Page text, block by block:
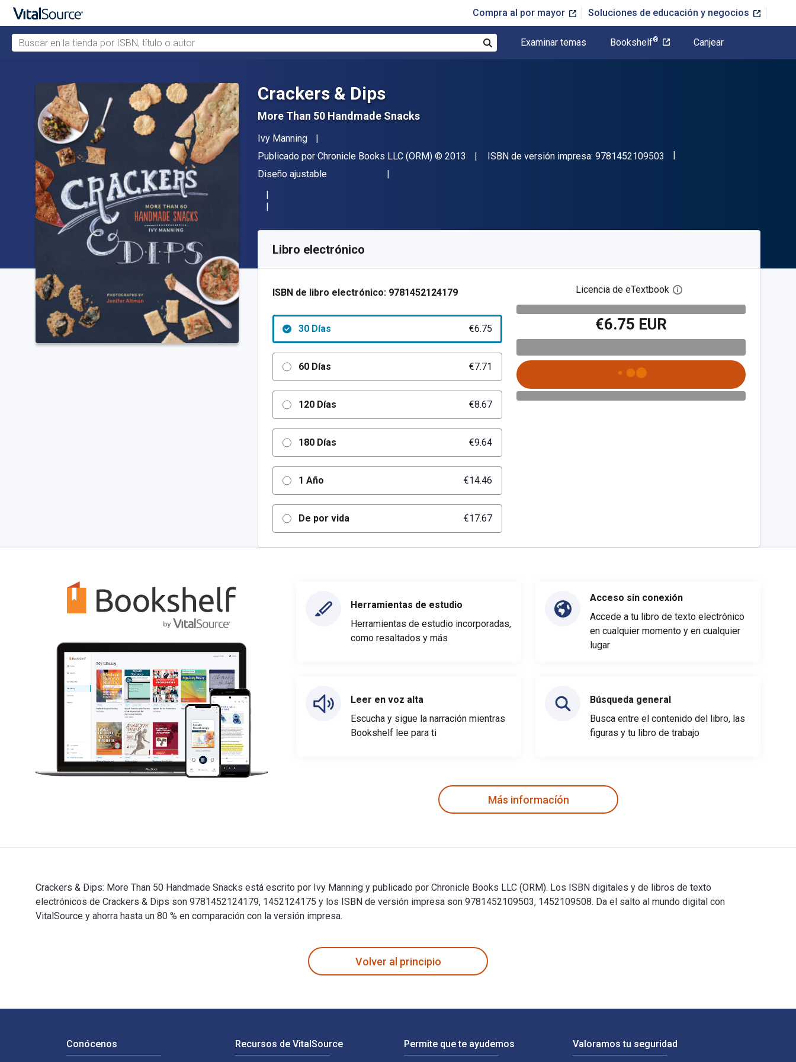
Compra al por mayor Soluciones de educación y negocios
Buscar en la tienda por ISBN, título o autor
Examinar temas Bookshelf® Canjear
Crackers & Dips
More Than 50 Handmade Snacks
Autor(es)
Ivy Manning
Editorial
Publicado por Chronicle Books LLC (ORM) Copyright
© 2013 ISBN de versión impresa: 9781452109503 "ISBN-13 9781452109503"
Formato
Diseño ajustable
Código de referencia:
Libro electrónico
ISBN de libro electrónico: 9781452124179
30 Días €6.75
60 Días €7.71
120 Días €8.67
180 Días €9.64
1 Año €14.46
De por vida €17.67
Licencia de eTextbook Abre el cuadro de diálogo
€6.75 EUR
Herramientas de estudio
Herramientas de estudio incorporadas,
como resaltados y más
Leer en voz alta
Escucha y sigue la narración mientras
Bookshelf lee para ti
Acceso sin conexión
Accede a tu libro de texto electrónico
en cualquier momento y en cualquier
lugar
Búsqueda general
Busca entre el contenido del libro, las
figuras y tu libro de trabajo
Más informacíón
Crackers & Dips: More Than 50 Handmade Snacks está escrito por Ivy Manning y publicado por Chronicle Books LLC (ORM). Los ISBN digitales y de libros de texto
electrónicos de Crackers & Dips son 9781452124179, 1452124175 y los ISBN de versión impresa son 9781452109503, 1452109508. Da el salto al mundo digital con
VitalSource y ahorra hasta un 80 % en comparación con la versión impresa.
Volver al principio
Conócenos Recursos de VitalSource Permite que te ayudemos Valoramos tu seguridad